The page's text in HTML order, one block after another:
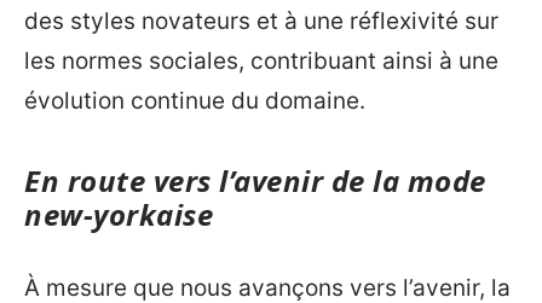
des styles novateurs et à une réflexivité sur
les normes sociales, contribuant ainsi à une
évolution continue du domaine.
En route vers l’avenir de la mode
new-yorkaise
À mesure que nous avançons vers l’avenir, la